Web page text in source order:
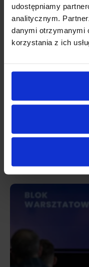
udostępniamy
analitycznym.
danymi otrzymanymi
korzystania z ich